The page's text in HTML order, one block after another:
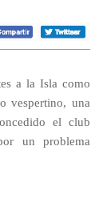
a la Isla como
vespertino, una
el club
un problema